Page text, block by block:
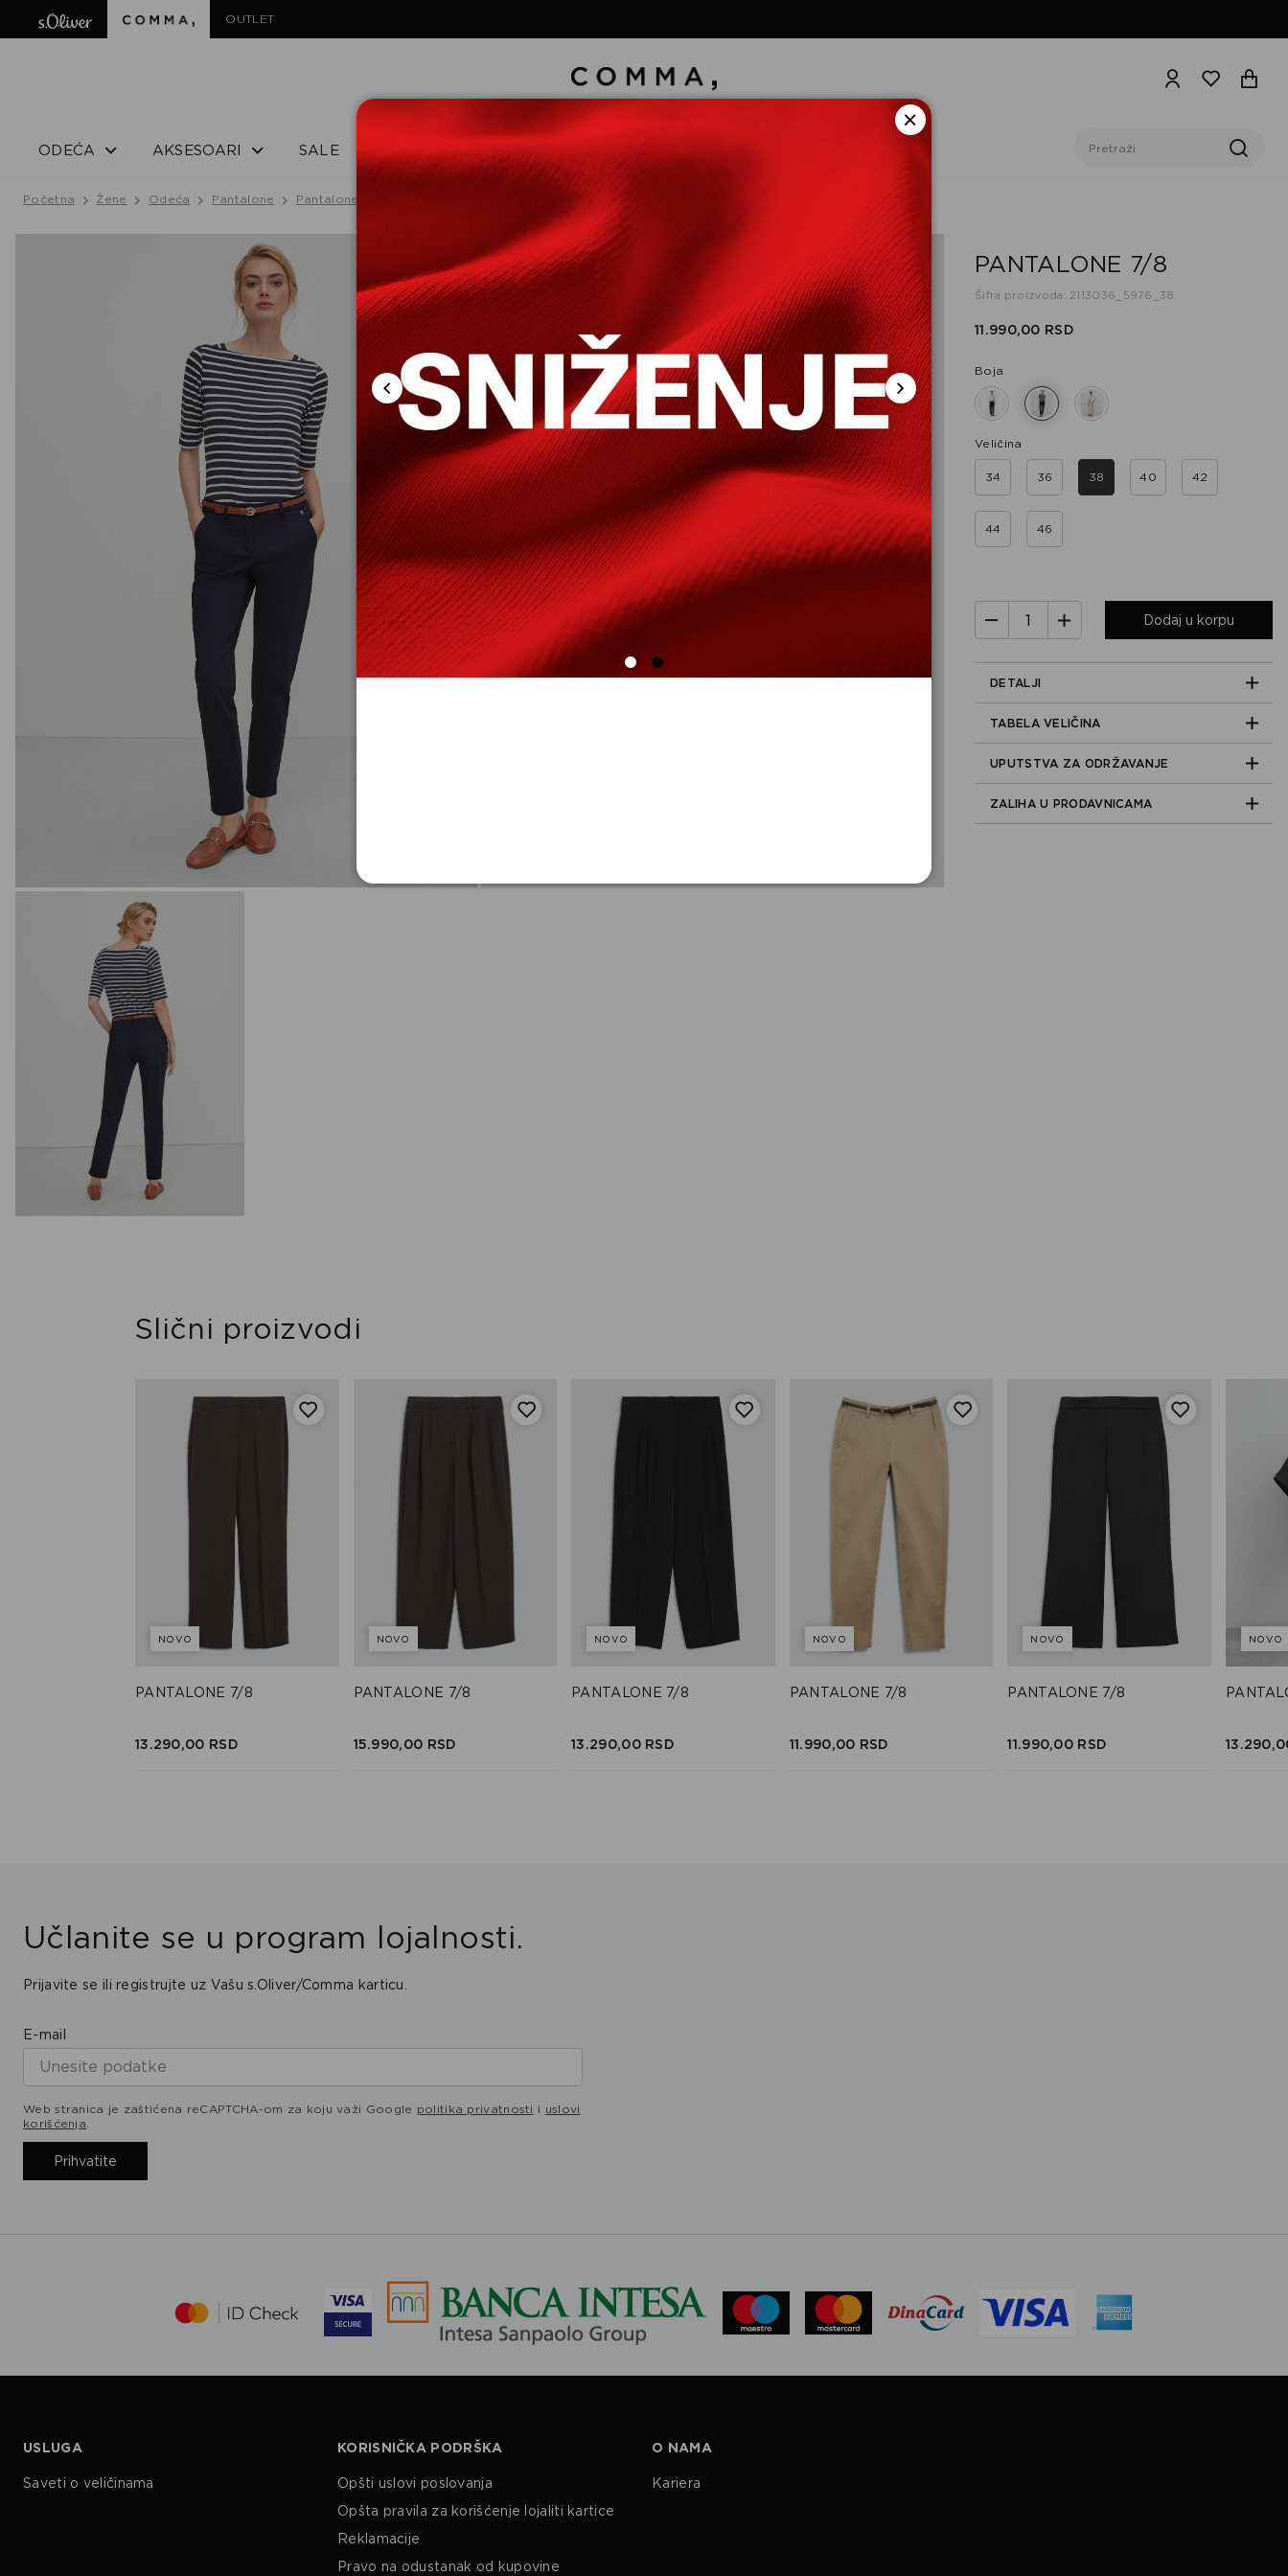
OUTLET
ODEĆA AKSESOARI SALE
Početna Žene Odeća Pantalone Pantalone
PANTALONE 7/8
Šifra proizvoda: 2113036_5976_38
11.990,00 RSD
Boja
Veličina
34 36 38 40 42
44 46
Dodaj u korpu
DETALJI
TABELA VELIČINA
UPUTSTVA ZA ODRŽAVANJE
ZALIHA U PRODAVNICAMA
Slični proizvodi
NOVO
PANTALONE 7/8
13.290,00 RSD
NOVO
PANTALONE 7/8
15.990,00 RSD
NOVO
PANTALONE 7/8
13.290,00 RSD
NOVO
PANTALONE 7/8
11.990,00 RSD
NOVO
PANTALONE 7/8
11.990,00 RSD
NOVO
13.290,
Učlanite se u program lojalnosti.
Prijavite se ili registrujte uz Vašu s.Oliver/Comma karticu.
E-mail
Web stranica je zaštićena reCAPTCHA-om za koju važi Google politika privatnosti i uslovi
korišćenja
Prihvatite
USLUGA
Saveti o veličinama
KORISNIČKA PODRŠKA
Opšti uslovi poslovanja
Opšta pravila za korišćenje lojaliti kartice
Reklamacije
Pravo na odustanak od kupovine
O NAMA
Kariera